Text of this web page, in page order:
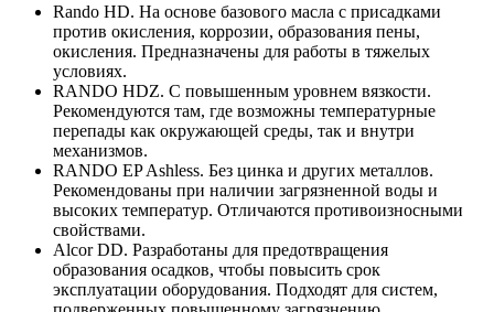
Rando HD. На основе базового масла с присадками
против окисления, коррозии, образования пены,
окисления. Предназначены для работы в тяжелых
условиях.
RANDO HDZ. С повышенным уровнем вязкости.
Рекомендуются там, где возможны температурные
перепады как окружающей среды, так и внутри
механизмов.
RANDO EP Ashless. Без цинка и других металлов.
Рекомендованы при наличии загрязненной воды и
высоких температур. Отличаются противоизносными
свойствами.
Alcor DD. Разработаны для предотвращения
образования осадков, чтобы повысить срок
эксплуатации оборудования. Подходят для систем,